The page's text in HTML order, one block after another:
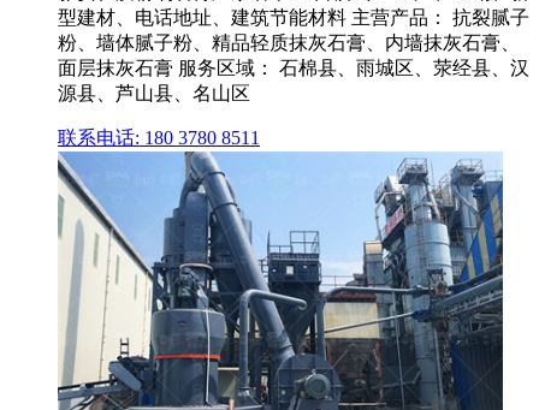
型建材、电话地址、建筑节能材料 主营产品： 抗裂腻子
粉、墙体腻子粉、精品轻质抹灰石膏、内墙抹灰石膏、
面层抹灰石膏 服务区域： 石棉县、雨城区、荥经县、汉
源县、芦山县、名山区
联系电话: 180 3780 8511